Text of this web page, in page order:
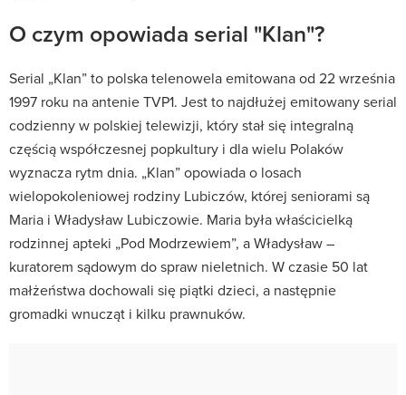
O czym opowiada serial "Klan"?
Serial „Klan” to polska telenowela emitowana od 22 września
1997 roku na antenie TVP1. Jest to najdłużej emitowany serial
codzienny w polskiej telewizji, który stał się integralną
częścią współczesnej popkultury i dla wielu Polaków
wyznacza rytm dnia. „Klan” opowiada o losach
wielopokoleniowej rodziny Lubiczów, której seniorami są
Maria i Władysław Lubiczowie. Maria była właścicielką
rodzinnej apteki „Pod Modrzewiem”, a Władysław –
kuratorem sądowym do spraw nieletnich. W czasie 50 lat
małżeństwa dochowali się piątki dzieci, a następnie
gromadki wnucząt i kilku prawnuków.